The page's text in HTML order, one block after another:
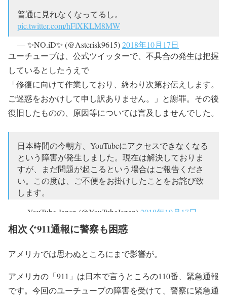
普通に見れなくなってるし。
pic.twitter.com/hFlXKLM8MW
— ✨NO.iD✨ (@Asterisk9615)2018年10月17日
ユーチューブは、公式ツイッターで、不具合の発生は把握
しているとしたうえで
「修復に向けて作業しており、終わり次第お伝えします。
ご迷惑をおかけして申し訳ありません。」と謝罪。その後
復旧したものの、原因等については言及しませんでした。
日本時間の今朝方、YouTubeにアクセスできなくなる
という障害が発生しました。現在は解決しておりま
すが、まだ問題が起こるという場合はご報告くださ
い。この度は、ご不便をお掛けしたことをお詫び致
します。
— YouTube Japan (@YouTubeJapan) 2018年10月17日
相次ぐ911通報に警察も困惑
アメリカでは思わぬところにまで影響が。
アメリカの「911」は日本で言うところの110番、緊急通報
です。今回のユーチューブの障害を受けて、警察に緊急通